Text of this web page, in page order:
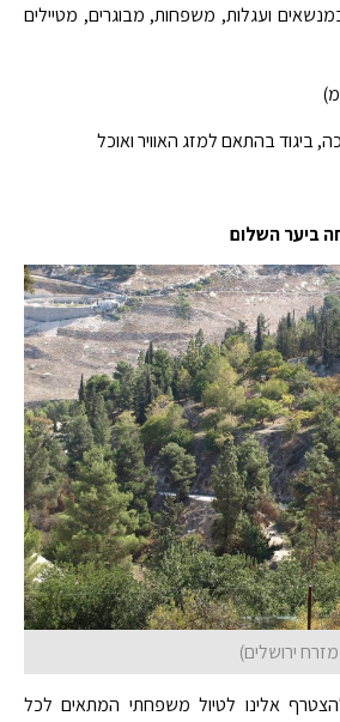
ועגלות, משפחות, מבוגרים, מטיילים
ביגוד בהתאם למזג האוויר ואוכל
ביער השלום
ירושלים)
אלינו לטיול משפחתי המתאים לכל